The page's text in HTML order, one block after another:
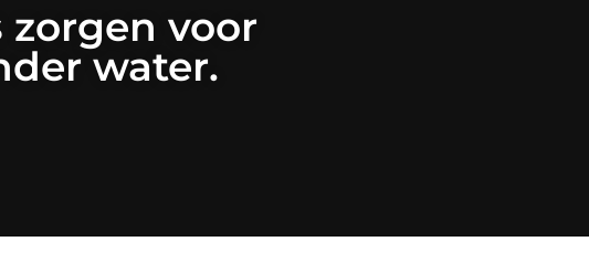
voor
water.